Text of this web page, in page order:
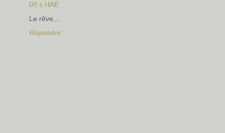
00 s HAE
Le rêve...
Répondre